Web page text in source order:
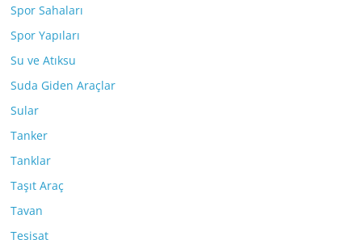
Spor Sahaları
Spor Yapıları
Su ve Atıksu
Suda Giden Araçlar
Sular
Tanker
Tanklar
Taşıt Araç
Tavan
Tesisat